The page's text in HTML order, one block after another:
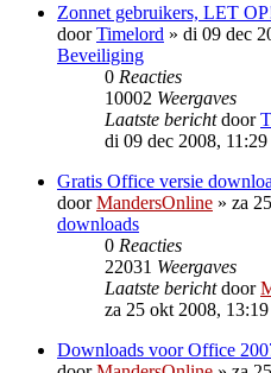
Zonnet gebruikers, LET
doorTimelord » di 09 dec
Beveiliging
0 Reacties
10002 Weergaves
Laatste berichtdoor
di 09 dec 2008, 11:29
Gratis Office versie
doorMandersOnline » za
downloads
0 Reacties
22031 Weergaves
Laatste berichtdoor
za 25 okt 2008, 13:19
Downloads voor Office